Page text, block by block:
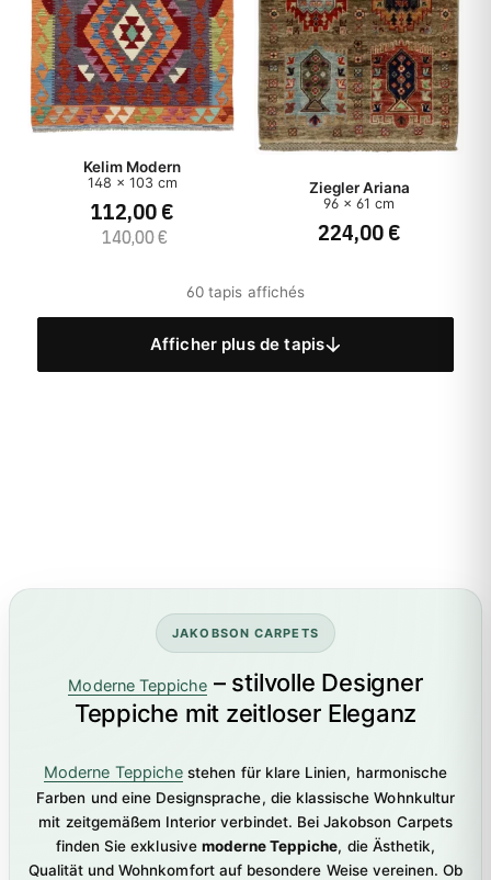
Kelim Modern
148 x 103 cm
112,00 €
140,00 €
Ziegler Ariana
96 x 61 cm
224,00 €
60 tapis affichés
Afficher plus de tapis
JAKOBSON CARPETS
Moderne Teppiche – stilvolle Designer
Teppiche mit zeitloser Eleganz
Moderne Teppiche stehen für klare Linien, harmonische
Farben und eine Designsprache, die klassische Wohnkultur
mit zeitgemäßem Interior verbindet. Bei Jakobson Carpets
finden Sie exklusive moderne Teppiche, die Ästhetik,
Qualität und Wohnkomfort auf besondere Weise vereinen. Ob